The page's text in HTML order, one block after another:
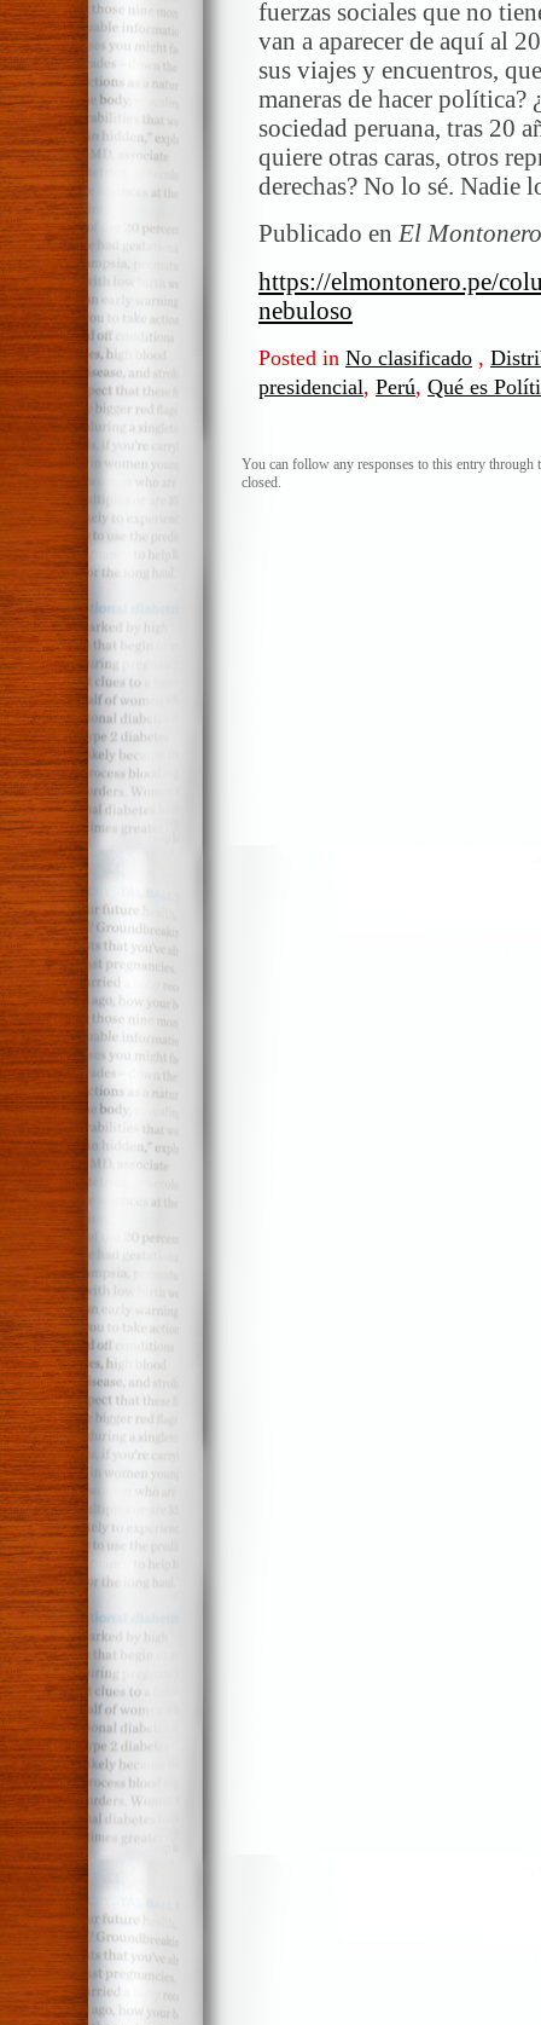
fuerzas sociales que no
van a aparecer de aquí al
sus viajes y encuentros,
maneras de hacer política?
sociedad peruana, tras 20
quiere otras caras, otros
derechas? No lo sé. Nadie
Publicado en El
https://elmontonero.pe/
nebuloso
Posted in No clasificado ,
presidencial, Perú, Qué es
You can follow any responses to this entry through
closed.